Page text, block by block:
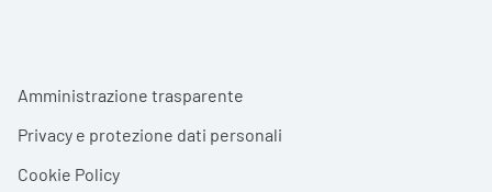
Footer menu
Amministrazione trasparente
Privacy e protezione dati personali
Cookie Policy